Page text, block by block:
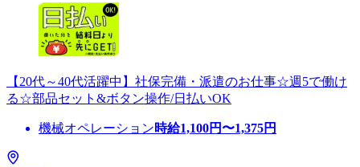
【20代～40代活躍中】社保完備・派遣のお仕事☆週5で働け
る☆部品セット&ボタン操作/日払いOK
機械オペレーション時給1,100円〜1,375円